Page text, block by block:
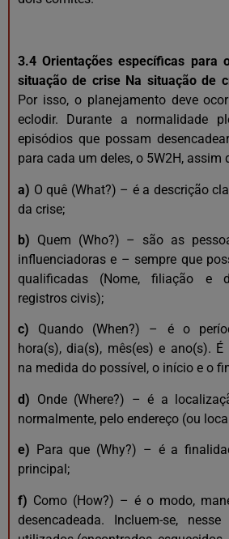
3.4 Orientações específicas para
situação de crise Na situação de
Por isso, o planejamento deve
eclodir. Durante a normalidade
episódios que possam
para cada um deles, o 5W2H, assim
a) O quê (What?) – é a descrição
da crise;
b) Quem (Who?) – são as
influenciadoras e – sempre que
qualificadas (Nome, filiação e
registros civis);
c) Quando (When?) – é o
hora(s), dia(s), mês(es) e ano(s). É
na medida do possível, o início e o
d) Onde (Where?) – é a
normalmente, pelo endereço (ou
e) Para que (Why?) – é a
principal;
f) Como (How?) – é o modo,
desencadeada. Incluem-se,